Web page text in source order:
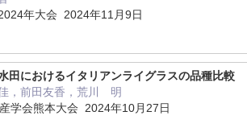
年大会 2024年11月9日
田におけるイタリアンライグラスの品種比較
，前田友香，荒川 明
学会熊本大会 2024年10月27日